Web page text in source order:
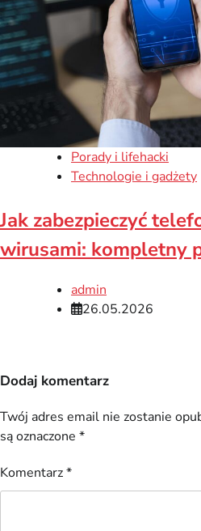
Porady i lifehacki
Technologie i gadżety
Jak zabezpieczyć
wirusami: kompletny
admin
26.05.2026
Dodaj komentarz
Twój adres email nie zostanie
są oznaczone *
Komentarz*